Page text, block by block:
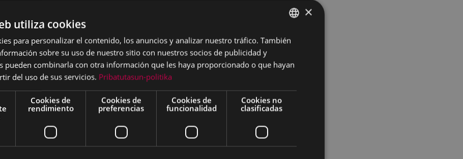
intención de donar al Ayuntamiento el Archivo fotográfico que durante
de profesión, Benigno Plazaola, había ido guardando en poco más de 6
alrededor de 60.000 negativos. Benigno Plazaola Goronaeta (1917-
Oñate, estudió Óptica en Madrid, se inició en la profesión en la óptica de
ciudad de Santander y, tras un breve paso por San Sebastián —donde
sería su esposa, Ramona Aguirre— en el año de 1947 se estableció en
Eibar, en el número 8 de la calle Estación, donde abriría su
de óptica y fotografía.
la calle Estación trabajaron también, entre otros, los fotógrafos Javier
Fernández y Martín Romarate.
BASQUE
×
utiliza cookies
para personalizar el contenido, los anuncios y analizar nuestro tráfico. También
sobre su uso de nuestro sitio con nuestros socios de publicidad y
pueden combinarla con otra información que les haya proporcionado o que hayan
del uso de sus servicios. Pribatutasun-politika
Cookies de
rendimiento
Cookies de
preferencias
Cookies de
funcionalidad
Cookies no
clasificadas